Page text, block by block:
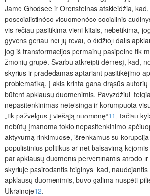
Jame Ghodsee ir Orensteinas atskleidžia,
posocialistinėse visuomenėse socialinis
vis rečiau pasitikima vieni kitais, nebetikima,
gyvens geriau nei jų tėvai, o didžioji dalis
jog iš transformacijos permainų pasipelnė tik
žmonių grupė. Svarbu atkreipti dėmesį, kad,
skyrius ir pradedamas aptariant pasitikėjimo
problematiką, į akis krinta gana drąsūs
būtent apklausų duomenimis. Pavyzdžiui,
nepasitenkinimas neteisinga ir korumpuota
„tik pažvelgus į viešąją nuomonę“11 , tačiau
nebūtų įmanoma tokio nepasitenkinimo
aktyvumą rinkimuose, išrenkamus su
populistinius politikus ar net balsavimą
pat apklausų duomenis pervertinantis atrodo
skyriuje pasirodantis teiginys, kad, naudojantis
apklausų duomenimis, buvo galima nuspėti
Ukrainoje12.